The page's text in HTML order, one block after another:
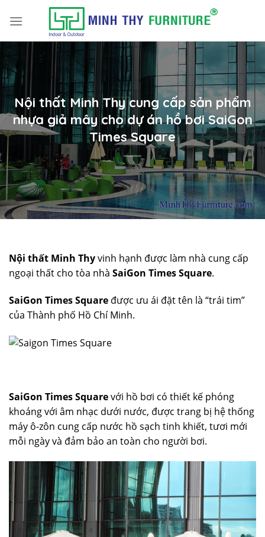
Nội thất Minh Thy cung cấp sản phẩm
nhựa giả mây cho dự án hồ bơi SaiGon
Times Square
Nội thất Minh Thyvinh hạnh được làm nhà cung cấp
ngoại thất cho tòa nhà SaiGon Times Square.
SaiGon Times Square được ưu ái đặt tên là “trái tim”
của Thành phố Hồ Chí Minh.
SaiGon Times Squarevới hồ bơi có thiết kế phóng
khoáng với âm nhạc dưới nước, được trang bị hệ thống
máy ô-zôn cung cấp nước hồ sạch tinh khiết, tươi mới
mỗi ngày và đảm bảo an toàn cho người bơi.